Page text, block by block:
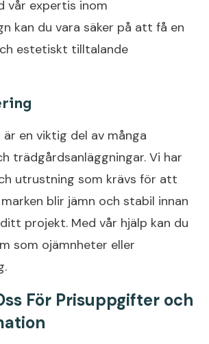
vår expertis inom
kan du vara säker på att få en
estetiskt tilltalande
är en viktig del av många
trädgårdsanläggningar. Vi har
utrustning som krävs för att
blir jämn och stabil innan
projekt. Med vår hjälp kan du
som ojämnheter eller
För Prisuppgifter och